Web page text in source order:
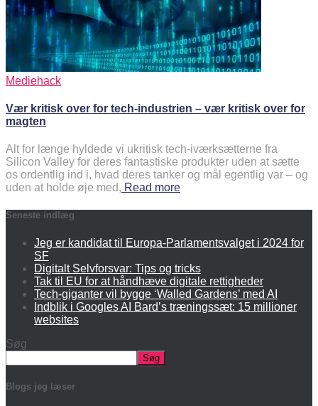
Mediehack
Vær kritisk over for tech-industrien – vær kritisk over for
magten
Alt for længe hyldede vi ukritisk tech-iværksætterne fra
Silicon Valley for deres fantastiske produkter uden at sætte
os ordentlig ind i, hvad deres tanker og mål egentlig var – og
uden at holde øje med, Read more
Seneste indlæg
Jeg er kandidat til Europa-Parlamentsvalget i 2024 for
SF
Digitalt Selvforsvar: Tips og tricks
Tak til EU for at håndhæve digitale rettigheder
Tech-giganter vil bygge ‘Walled Gardens’ med AI
Indblik i Googles AI Bard’s træningssæt: 15 millioner
websites
Søg
Søg
Blogs jeg læser